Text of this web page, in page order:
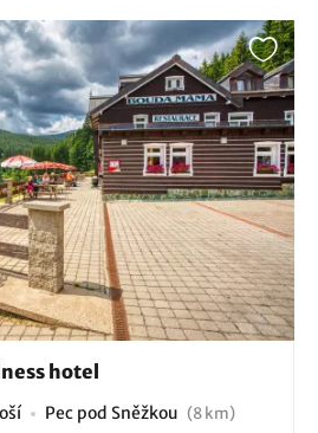
hotel
Pec pod Sněžkou (8 km)